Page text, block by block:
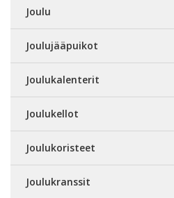
Joulu
Joulujääpuikot
Joulukalenterit
Joulukellot
Joulukoristeet
Joulukranssit